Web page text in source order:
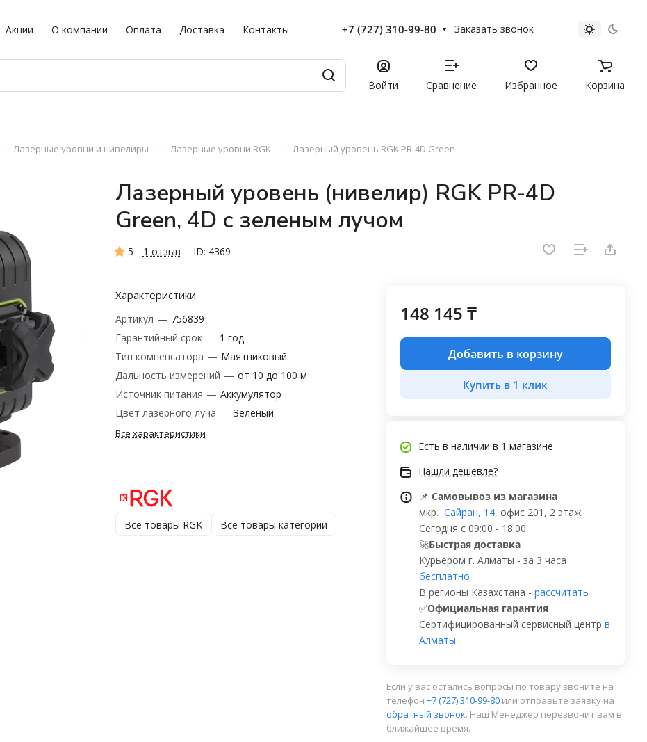
Акции О компании Оплата Доставка Контакты +7 (727) 310-99-80 Заказать звонок
Войти Сравнение Избранное Корзина
– Лазерные уровни и нивелиры – Лазерные уровни RGK – Лазерный уровень RGK PR-4D Green
Лазерный уровень (нивелир) RGK PR-4D
Green, 4D с зеленым лучом
5 1 отзыв ID: 4369
Характеристики
Артикул — 756839
Гарантийный срок — 1 год
Тип компенсатора — Маятниковый
Дальность измерений — от 10 до 100 м
Источник питания — Аккумулятор
Цвет лазерного луча — Зелёный
Все характеристики
Все товары RGK Все товары категории
148 145 ₸
Добавить в корзину
Купить в 1 клик
Есть в наличии в 1 магазине
Нашли дешевле?
📌 Самовывоз из магазина
мкр. Сайран, 14, офис 201, 2 этаж
Сегодня с 09:00 - 18:00
🚀Быстрая доставка
Курьером г. Алматы - за 3 часа
бесплатно
В регионы Казахстана - рассчитать
✅Официальная гарантия
Сертифицированный сервисный центр в
Алматы
Если у вас остались вопросы по товару звоните на
телефон +7 (727) 310-99-80или отправьте заявку на
обратный звонок. Наш Менеджер перезвонит вам в
ближайшее время.